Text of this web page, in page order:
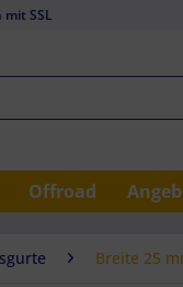
SSL
Offroad
Breite 25